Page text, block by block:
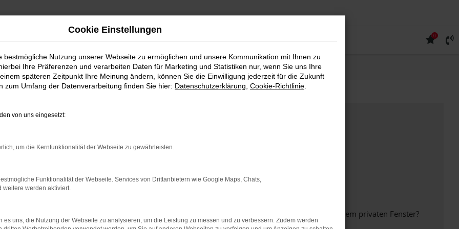
0
bestimmter Seiten verhindern. Funktioniert die Seite in einem anderen Browser oder in einem privaten Fenster?
Cookie Einstellungen
bestmögliche Nutzung unserer Webseite zu ermöglichen und unsere Kommunikation mit Ihnen zu
Ihre Präferenzen und verarbeiten Daten für Marketing und Statistiken nur, wenn Sie uns Ihre
späteren Zeitpunkt Ihre Meinung ändern, können Sie die Einwilligung jederzeit für die Zukunft
zum Umfang der Datenverarbeitung finden Sie hier: Datenschutzerklärung Cookie-Richtlinie
von uns eingesetzt:
um die Kernfunktionalität der Webseite zu gewährleisten.
Funktionalität der Webseite. Services von Drittanbietern wie Google Maps, Chats,
weitere werden aktiviert.
es uns, die Nutzung der Webseite zu analysieren, um die Leistung zu messen und zu verbessern. Zudem werden